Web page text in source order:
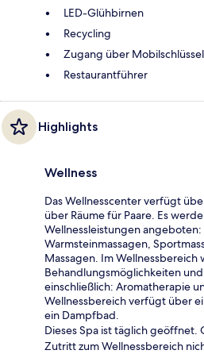
LED-Glühbirnen
Recycling
Zugang über Mobilschlüssel
Restaurantführer
Highlights
Wellness
Das Wellnesscenter verfügt
über Räume für Paare. Es
Wellnessleistungen
Warmsteinmassagen,
Massagen. Im
Behandlungsmöglichkeiten
einschließlich: Aromatherapie
Wellnessbereich verfügt über
ein Dampfbad.
Dieses Spa ist täglich geöffnet.
Zutritt zum Wellnessbereich